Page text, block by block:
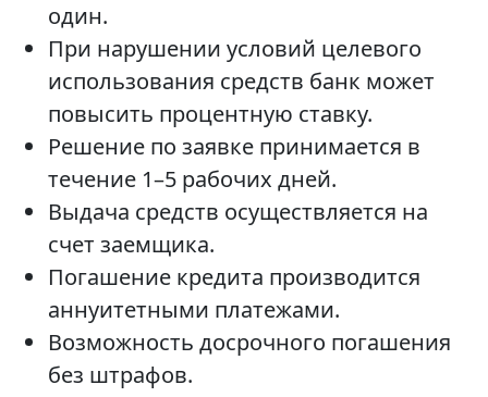
один.
При нарушении условий целевого
использования средств банк может
повысить процентную ставку.
Решение по заявке принимается в
течение 1–5 рабочих дней.
Выдача средств осуществляется на
счет заемщика.
Погашение кредита производится
аннуитетными платежами.
Возможность досрочного погашения
без штрафов.